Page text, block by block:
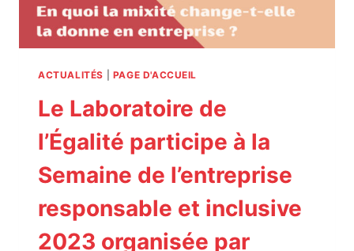
ACTUALITÉS PAGE D'ACCUEIL
Le Laboratoire de
l’Égalité participe à la
Semaine de l’entreprise
responsable et inclusive
2023 organisée par